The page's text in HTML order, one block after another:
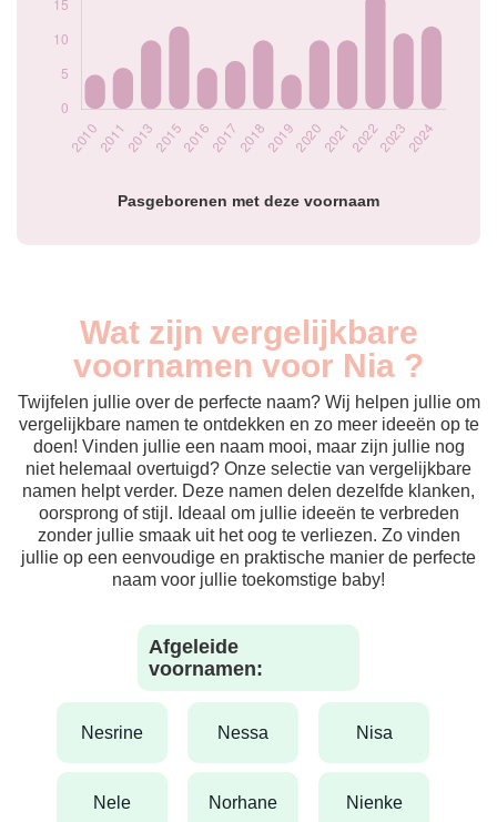
Pasgeborenen met deze voornaam
Popularité du
prénom Nia par
2024
Wat zijn vergelijkbare
voornamen voor Nia ?
Twijfelen jullie over de perfecte naam? Wij helpen jullie om
vergelijkbare namen te ontdekken en zo meer ideeën op te
doen! Vinden jullie een naam mooi, maar zijn jullie nog
niet helemaal overtuigd? Onze selectie van vergelijkbare
namen helpt verder. Deze namen delen dezelfde klanken,
oorsprong of stijl. Ideaal om jullie ideeën te verbreden
zonder jullie smaak uit het oog te verliezen. Zo vinden
jullie op een eenvoudige en praktische manier de perfecte
naam voor jullie toekomstige baby!
Afgeleide
voornamen:
nesrine nessa nisa
nele norhane nienke